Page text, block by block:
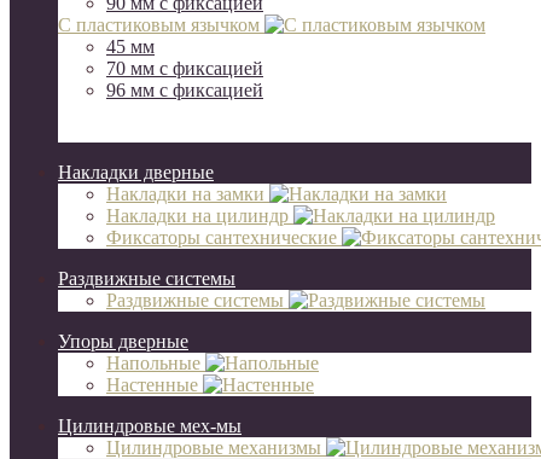
С пластиковым язычком
45 мм
70 мм c фиксацией
96 мм с фиксацией
Накладки дверные
Накладки на замки
Накладки на цилиндр
Фиксаторы сантехнические
Раздвижные системы
Раздвижные системы
Упоры дверные
Напольные
Настенные
Цилиндровые мех-мы
Цилиндровые механизмы